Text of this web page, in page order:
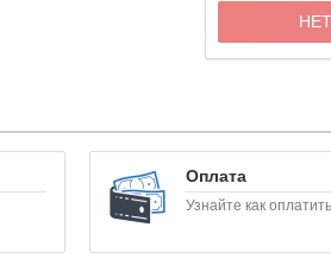
Оплата
Узнайте как